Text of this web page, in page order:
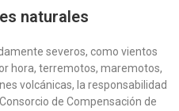
naturales
severos, como vientos
hora, terremotos, maremotos,
volcánicas, la responsabilidad
de Compensación de